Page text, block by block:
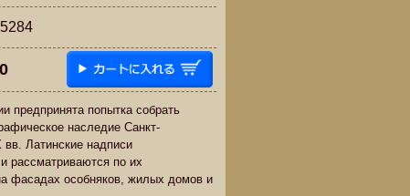
предпринята попытка собрать
наследие Санкт-
вв. Латинские надписи
рассматриваются по их
фасадах особняков, жилых домов и